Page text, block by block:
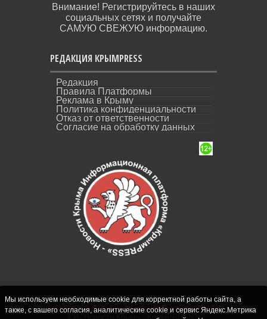
Внимание! Регистрируйтесь в наших
социальных сетях и получайте
САМУЮ СВЕЖУЮ информацию.
РЕДАКЦИЯ КРЫМPRESS
Редакция
Правила Платформы
Реклама в Крыму
Политика конфиденциальности
Отказ от ответственности
Согласие на обработку данных
СИ "Новости Крыма - КрымPRESS".
Мы используем необходимые cookie для корректной работы сайта, а
также, с вашего согласия, аналитические cookie и сервис Яндекс.Метрика